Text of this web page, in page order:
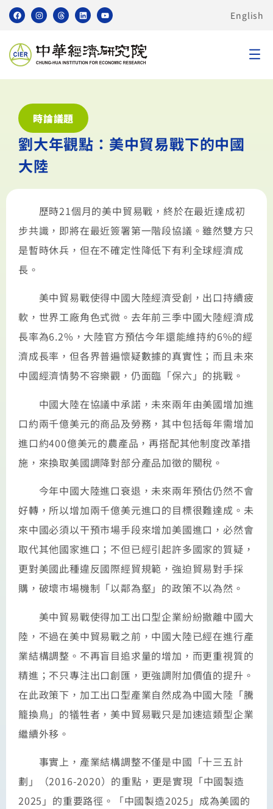
English
時論議題
劉大年觀點：美中貿易戰下的中國
大陸
歷時21個月的美中貿易戰，終於在最近達成初
步共識，即將在最近簽署第一階段協議。雖然雙方只
是暫時休兵，但在不確定性降低下有利全球經濟成
長。
美中貿易戰使得中國大陸經濟受創，出口持續疲
軟，世界工廠角色式微。去年前三季中國大陸經濟成
長率為6.2%，大陸官方預估今年還能維持約6%的經
濟成長率，但各界普遍懷疑數據的真實性；而且未來
中國經濟情勢不容樂觀，仍面臨「保六」的挑戰。
中國大陸在協議中承諾，未來兩年由美國增加進
口約兩千億美元的商品及勞務，其中包括每年需增加
進口約400億美元的農產品，再搭配其他制度改革措
施，來換取美國調降對部分產品加徵的關稅。
今年中國大陸進口衰退，未來兩年預估仍然不會
好轉，所以增加兩千億美元進口的目標很難達成。未
來中國必須以干預市場手段來增加美國進口，必然會
取代其他國家進口；不但已經引起許多國家的質疑，
更對美國此種違反國際經貿規範，強迫貿易對手採
購，破壞市場機制「以鄰為壑」的政策不以為然。
美中貿易戰使得加工出口型企業紛紛撤離中國大
陸，不過在美中貿易戰之前，中國大陸已經在進行產
業結構調整。不再盲目追求量的增加，而更重視質的
精進；不只專注出口創匯，更強調附加價值的提升。
在此政策下，加工出口型產業自然成為中國大陸「騰
籠換鳥」的犠牲者，美中貿易戰只是加速這類型企業
繼續外移。
事實上，產業結構調整不僅是中國「十三五計
劃」（2016-2020）的重點，更是實現「中國製造
2025」的重要路徑。「中國製造2025」成為美國的